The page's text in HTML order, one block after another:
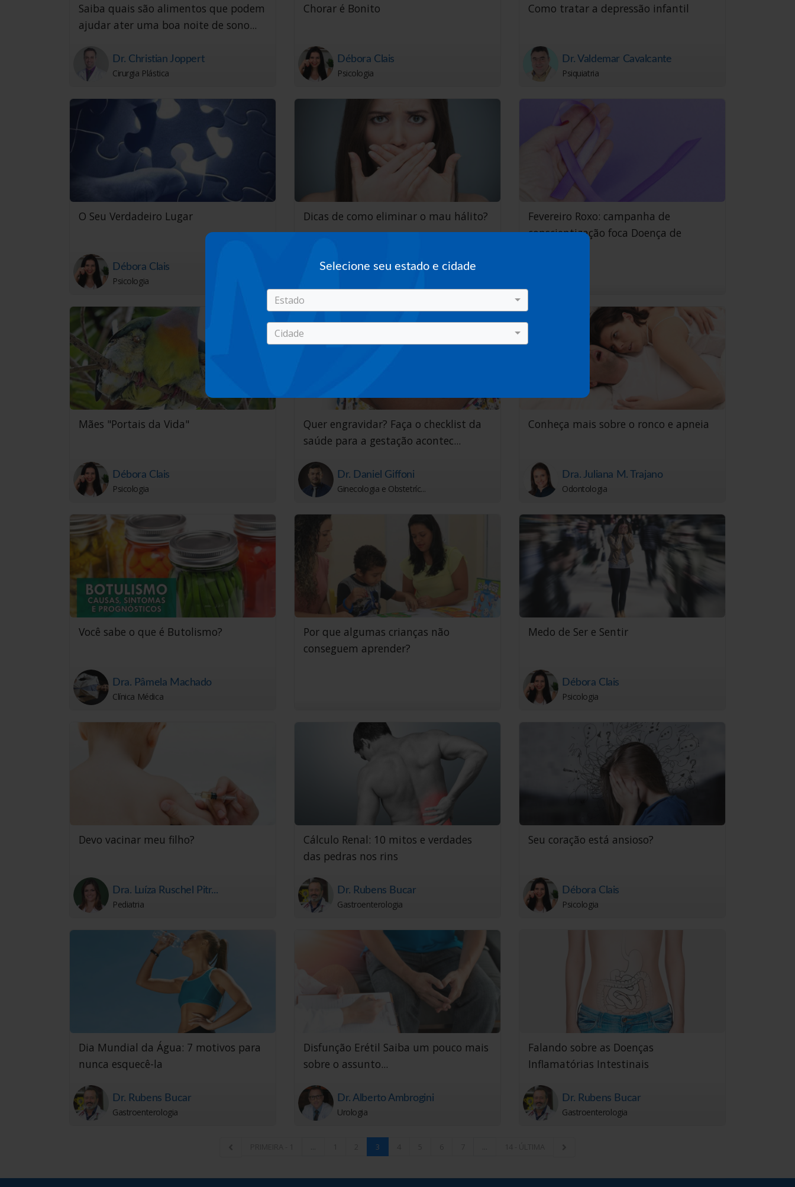
Selecione seu estado e cidade
Estado
Cidade
Saiba quais são alimentos que podem
ajudar ater uma boa noite de sono...
Dr. Christian Joppert
Cirurgia Plástica
Chorar é Bonito
Débora Clais
Psicologia
Como tratar a depressão infantil
Dr. Valdemar Cavalcante
Psiquiatria
O Seu Verdadeiro Lugar
Débora Clais
Psicologia
Dicas de como eliminar o mau hálito?
Fevereiro Roxo: campanha de
conscientização foca Doença de
Mães "Portais da Vida"
Débora Clais
Psicologia
Quer engravidar? Faça o checklist da
saúde para a gestação acontec...
Dr. Daniel Giffoni
Ginecologia e Obstetríc...
Conheça mais sobre o ronco e apneia
Dra. Juliana M. Trajano
Odontologia
Você sabe o que é Butolismo?
Dra. Pâmela Machado
Clínica Médica
Por que algumas crianças não
conseguem aprender?
Medo de Ser e Sentir
Débora Clais
Psicologia
Devo vacinar meu filho?
Dra. Luíza Ruschel Pitr...
Pediatria
Cálculo Renal: 10 mitos e verdades
das pedras nos rins
Dr. Rubens Bucar
Gastroenterologia
Seu coração está ansioso?
Débora Clais
Psicologia
Dia Mundial da Água: 7 motivos para
nunca esquecê-la
Dr. Rubens Bucar
Gastroenterologia
Disfunção Erétil Saiba um pouco mais
sobre o assunto...
Dr. Alberto Ambrogini
Urologia
Falando sobre as Doenças
Inflamatórias Intestinais
Dr. Rubens Bucar
Gastroenterologia
3